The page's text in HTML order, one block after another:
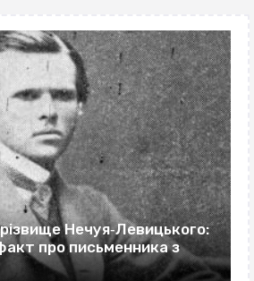
Нечуя‐Левицького:
про письменника з